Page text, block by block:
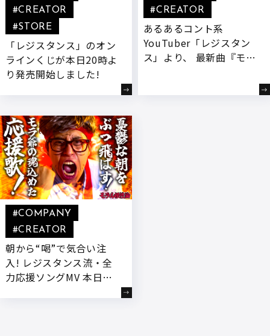
「レジスタンス」のオン
ラインくじが本日20時よ
り発売開始しました!
#CREATOR
#STORE
あるあるコント系
YouTuber「レジスタン
ス」より、 最新曲『モラ
#CREATOR
朝から“喝”で気合い注
入! レジスタンス流・全
力応援ソングMV 本日解
#COMPANY
#CREATOR